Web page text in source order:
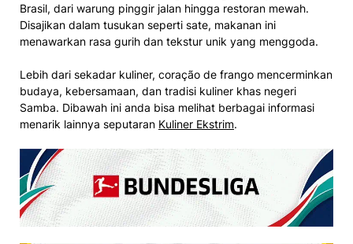
Brasil, dari warung pinggir jalan hingga restoran mewah.
Disajikan dalam tusukan seperti sate, makanan ini
menawarkan rasa gurih dan tekstur unik yang menggoda.
Lebih dari sekadar kuliner, coração de frango mencerminkan
budaya, kebersamaan, dan tradisi kuliner khas negeri
Samba. Dibawah ini anda bisa melihat berbagai informasi
menarik lainnya seputaran Kuliner Ekstrim.